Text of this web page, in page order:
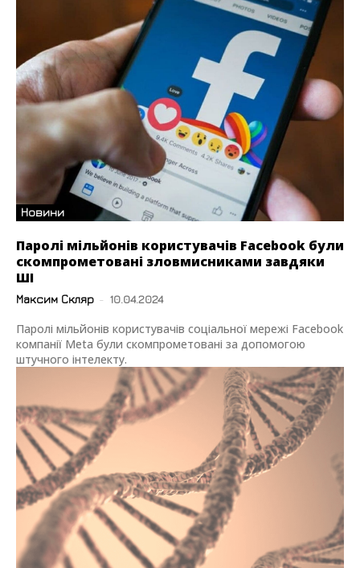
Новини
Паролі мільйонів користувачів Facebook були
скомпрометовані зловмисниками завдяки
ШІ
Максим Скляр - 10.04.2024
Паролі мільйонів користувачів соціальної мережі Facebook
компанії Meta були скомпрометовані за допомогою
штучного інтелекту.